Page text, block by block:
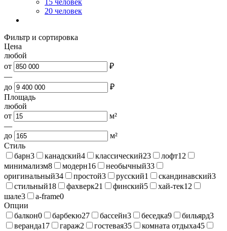
20 человек
Фильтр и сортировка
Цена
любой
от
₽
—
до
₽
Площадь
любой
от
м²
—
до
м²
Стиль
барн3 канадский4 классический23 лофт12
минимализм8 модерн16 необычный33
оригинальный34 простой3 русский1 скандинавский3
стильный18 фахверк21 финский5 хай-тек12
шале3 a-frame0
Опции
балкон0 барбекю27 бассейн3 беседка9 бильярд3
веранда17 гараж2 гостевая35 комната отдыха45